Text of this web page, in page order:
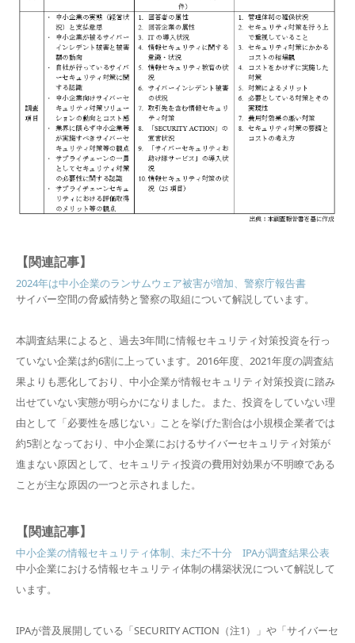
【関連記事】
2024年は中小企業のランサムウェア被害が増加、警察庁報告書
サイバー空間の脅威情勢と警察の取組について解説しています。
本調査結果によると、過去3年間に情報セキュリティ対策投資を行っ
ていない企業は約6割に上っています。2016年度、2021年度の調査結
果よりも悪化しており、中小企業が情報セキュリティ対策投資に踏み
出せていない実態が明らかになりました。また、投資をしていない理
由として「必要性を感じない」ことを挙げた割合は小規模企業者では
約5割となっており、中小企業におけるサイバーセキュリティ対策が
進まない原因として、セキュリティ投資の費用対効果が不明瞭である
ことが主な原因の一つと示されました。
【関連記事】
中小企業の情報セキュリティ体制、未だ不十分 IPAが調査結果公表
中小企業における情報セキュリティ体制の構築状況について解説して
います。
IPAが普及展開している「SECURITY ACTION（注1）」や「サイバーセ